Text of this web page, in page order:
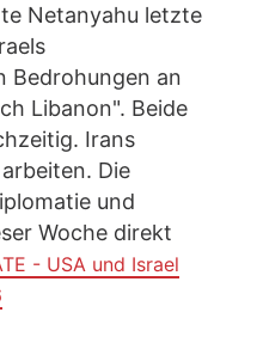
Netanyahu letzte
Bedrohungen an
Libanon". Beide
Irans
Die
und
Woche direkt
- USA und Israel